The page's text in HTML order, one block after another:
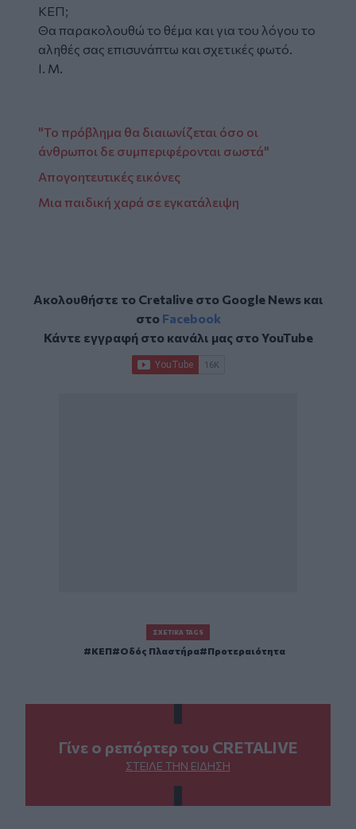
ΚΕΠ;
Θα παρακολουθώ το θέμα και για του λόγου το
αληθές σας επισυνάπτω και σχετικές φωτό.
Ι. Μ.
"Το πρόβλημα θα διαιωνίζεται όσο οι
άνθρωποι δε συμπεριφέρονται σωστά"
Απογοητευτικές εικόνες
Μια παιδική χαρά σε εγκατάλειψη
Ακολουθήστε το Cretalive στο Google Newsκαι
στο Facebook
Κάντε εγγραφή στο κανάλι μας στοYouTube
ΣΧΕΤΙΚΆ TAGS
ΚΕΠ Οδός Πλαστήρα Προτεραιότητα
Γίνε ο ρεπόρτερ του CRETALIVE
ΣΤΕΊΛΕ ΤΗΝ ΕΊΔΗΣΗ